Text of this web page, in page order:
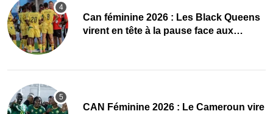
‎Can féminine 2026 : Les Black Queens
virent en tête à la pause face aux
CAN Féminine 2026 : Le Cameroun vire